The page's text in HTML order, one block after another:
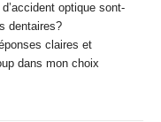
optique sont-
dentaires?
claires et
dans mon choix